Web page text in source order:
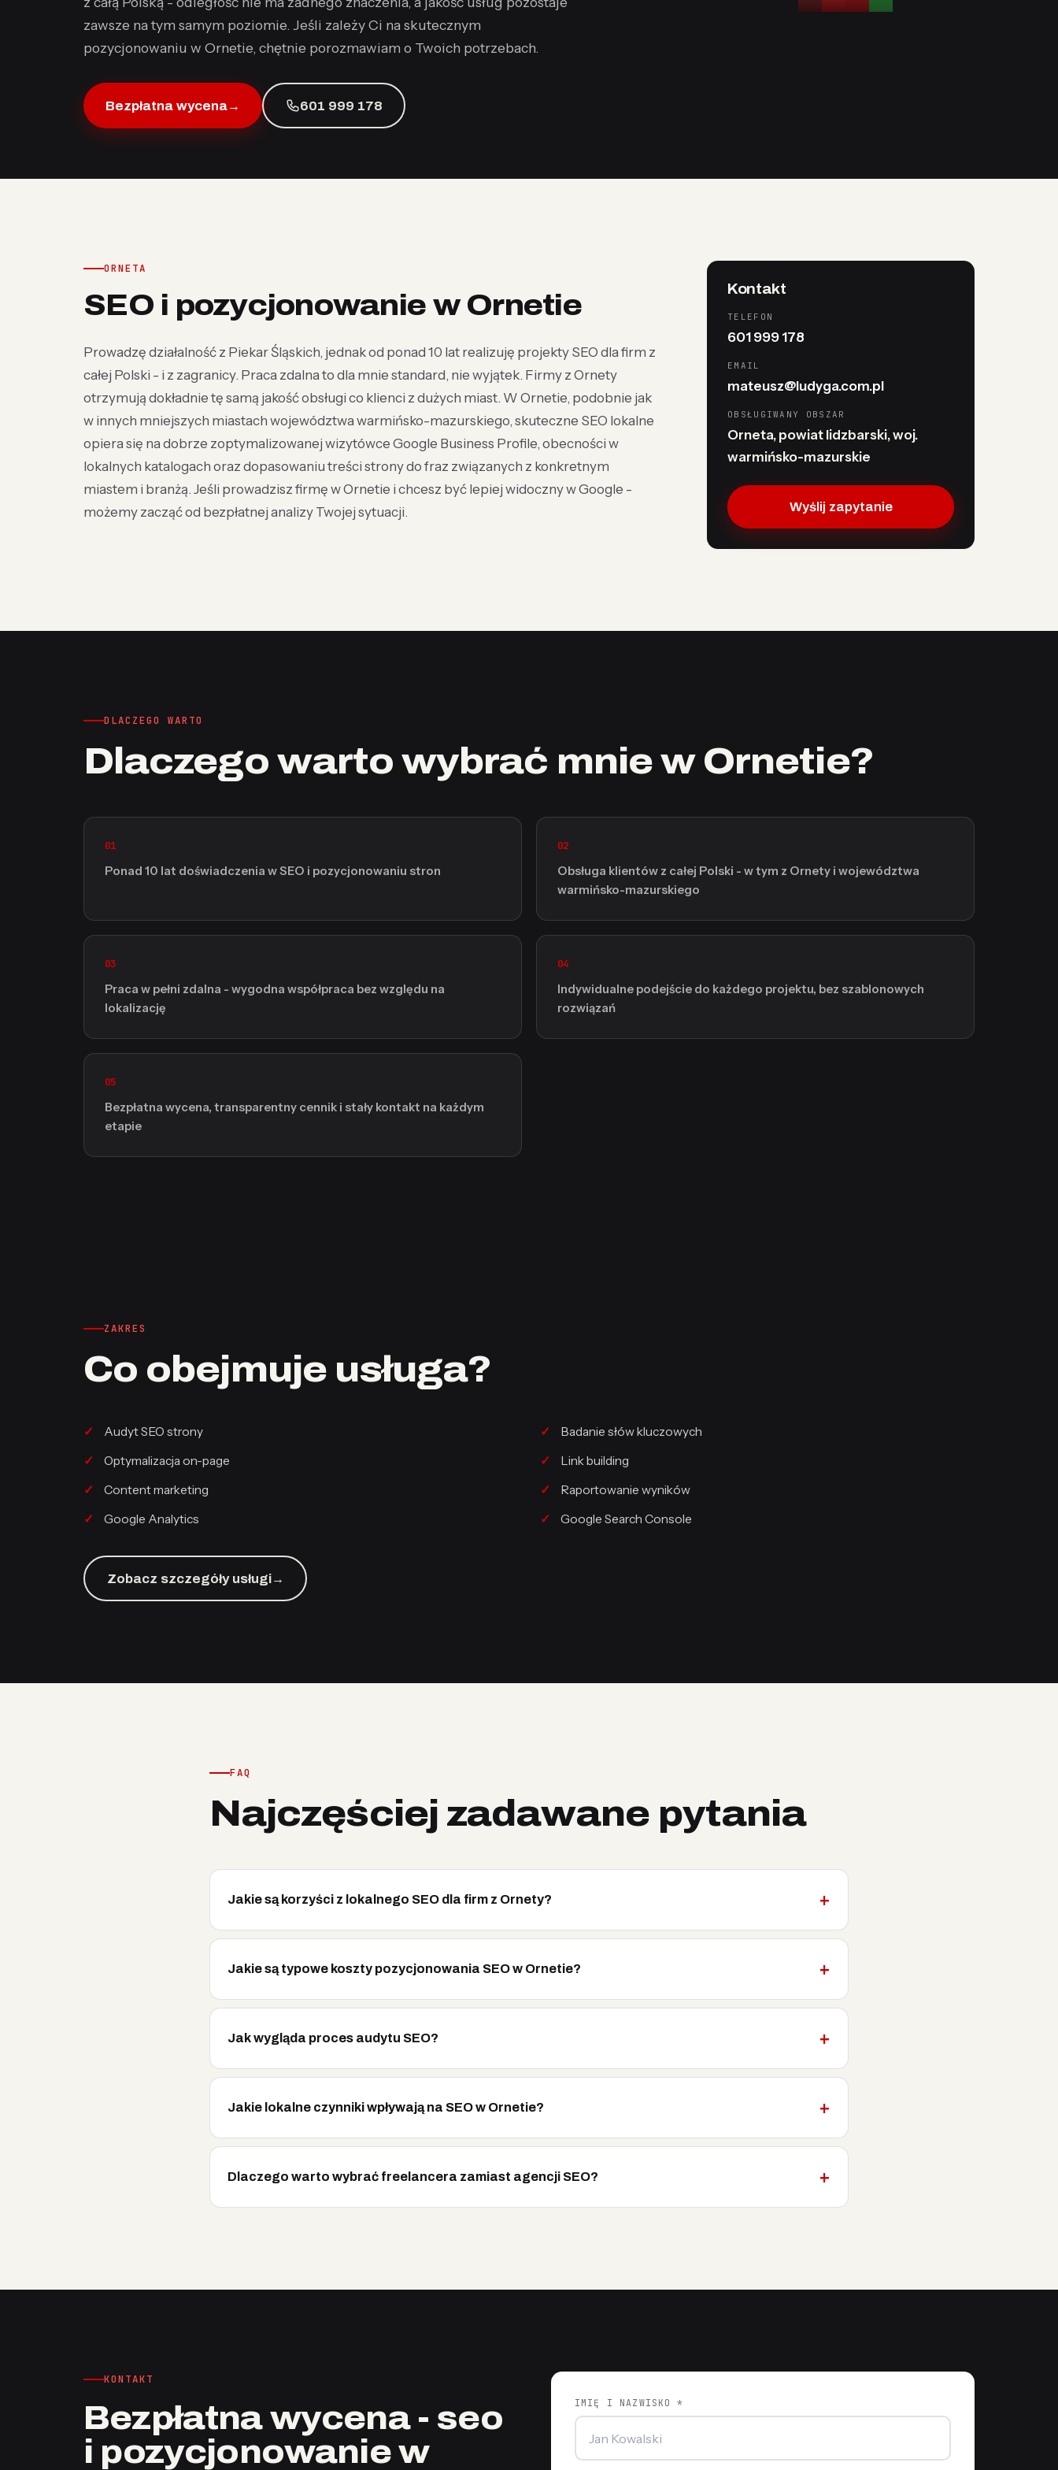
zawsze na tym samym poziomie. Jeśli zależy Ci na skutecznym
pozycjonowaniu w Ornetie, chętnie porozmawiam o Twoich potrzebach.
Bezpłatna wycena→ 601 999 178
ORNETA
SEO i pozycjonowanie w Ornetie
Prowadzę działalność z Piekar Śląskich, jednak od ponad 10 lat realizuję projekty SEO dla firm z
całej Polski - i z zagranicy. Praca zdalna to dla mnie standard, nie wyjątek. Firmy z Ornety
otrzymują dokładnie tę samą jakość obsługi co klienci z dużych miast. W Ornetie, podobnie jak
w innych mniejszych miastach województwa warmińsko-mazurskiego, skuteczne SEO lokalne
opiera się na dobrze zoptymalizowanej wizytówce Google Business Profile, obecności w
lokalnych katalogach oraz dopasowaniu treści strony do fraz związanych z konkretnym
miastem i branżą. Jeśli prowadzisz firmę w Ornetie i chcesz być lepiej widoczny w Google -
możemy zacząć od bezpłatnej analizy Twojej sytuacji.
Kontakt
TELEFON
601 999 178
EMAIL
mateusz@ludyga.com.pl
OBSŁUGIWANY OBSZAR
Orneta, powiat lidzbarski, woj.
warmińsko-mazurskie
Wyślij zapytanie
DLACZEGO WARTO
Dlaczego warto wybrać mnie w Ornetie?
01
Ponad 10 lat doświadczenia w SEO i pozycjonowaniu stron
02
Obsługa klientów z całej Polski - w tym z Ornety i województwa
warmińsko-mazurskiego
03
Praca w pełni zdalna - wygodna współpraca bez względu na
lokalizację
04
Indywidualne podejście do każdego projektu, bez szablonowych
rozwiązań
05
Bezpłatna wycena, transparentny cennik i stały kontakt na każdym
etapie
ZAKRES
Co obejmuje usługa?
Audyt SEO strony
Badanie słów kluczowych
Optymalizacja on-page
Link building
Content marketing
Raportowanie wyników
Google Analytics
Google Search Console
Zobacz szczegóły usługi→
FAQ
Najczęściej zadawane pytania
Jakie są korzyści z lokalnego SEO dla firm z Ornety?
Jakie są typowe koszty pozycjonowania SEO w Ornetie?
Jak wygląda proces audytu SEO?
Jakie lokalne czynniki wpływają na SEO w Ornetie?
Dlaczego warto wybrać freelancera zamiast agencji SEO?
KONTAKT
Bezpłatna wycena - seo
i pozycjonowanie w
IMIĘ I NAZWISKO *